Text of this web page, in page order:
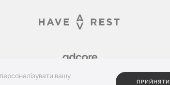
вашу
ПРИЙНЯТИ